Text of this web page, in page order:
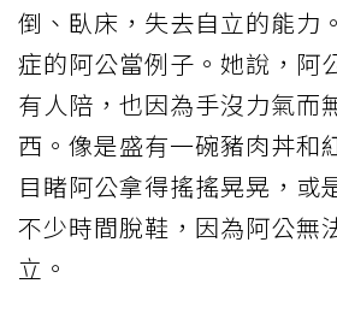
倒、臥床，失去自立的能力
症的阿公當例子。她說，阿
有人陪，也因為手沒力氣而
西。像是盛有一碗豬肉丼和
目睹阿公拿得搖搖晃晃，或
不少時間脫鞋，因為阿公無
立。